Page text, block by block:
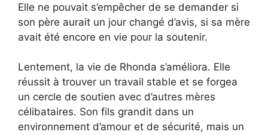
Elle ne pouvait s’empêcher de se demander si
son père aurait un jour changé d’avis, si sa mère
avait été encore en vie pour la soutenir.
Lentement, la vie de Rhonda s’améliora. Elle
réussit à trouver un travail stable et se forgea
un cercle de soutien avec d’autres mères
célibataires. Son fils grandit dans un
environnement d’amour et de sécurité, mais un